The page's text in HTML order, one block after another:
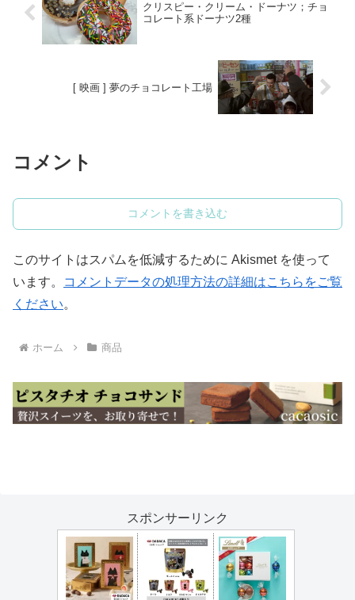
クリスピー・クリーム・ドーナツ；チョ
コレート系ドーナツ2種
[ 映画 ] 夢のチョコレート工場
コメント
コメントを書き込む
このサイトはスパムを低減するために Akismet を使って
います。
コメントデータの処理方法の詳細はこちらをご覧
ください。
ホーム 商品
スポンサーリンク